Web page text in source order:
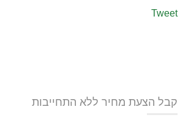
Tweet
קבל הצעת מחיר ללא התחייבות